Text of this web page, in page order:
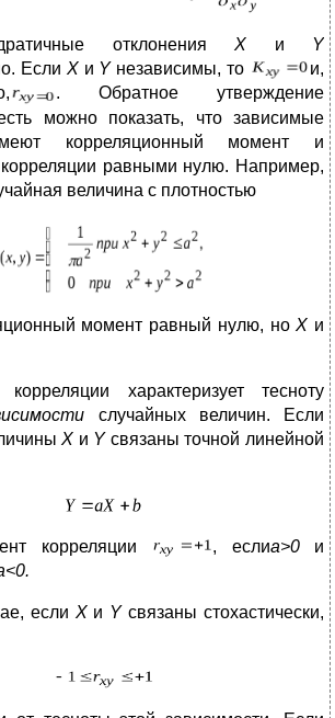
отклоненияX и Y
Если Xи Y независимы, то
и,
. Обратное утверждение
можно показать, что зависимые
корреляционный момент и
равными нулю. Например,
величина с плотностью
момент равный нулю, ноX и
характеризует тесноту
случайных величин. Если
X и Y связаны точной линейной
корреляции , еслиa>0 и
если Xи Y связаны стохастически,